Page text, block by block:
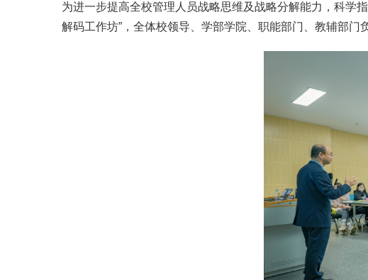
为进一步提高全校管理人员战略思维及战略分解能力，科学
解码工作坊”，全体校领导、学部学院、职能部门、教辅部